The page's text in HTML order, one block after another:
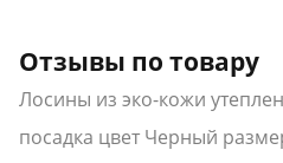
Отзывы по товару
Лосины из эко-кожи
посадка цвет Черный